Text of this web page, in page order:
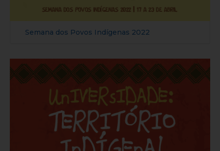
Semana dos Povos Indígenas 2022